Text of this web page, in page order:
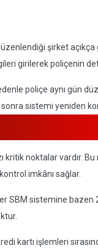
şirket
girilerek poliçenin
poliçe aynı gün
sistemi yeniden
kritik noktalar vardır.
imkânı sağlar.
SBM sistemine bazen
kartı işlemleri